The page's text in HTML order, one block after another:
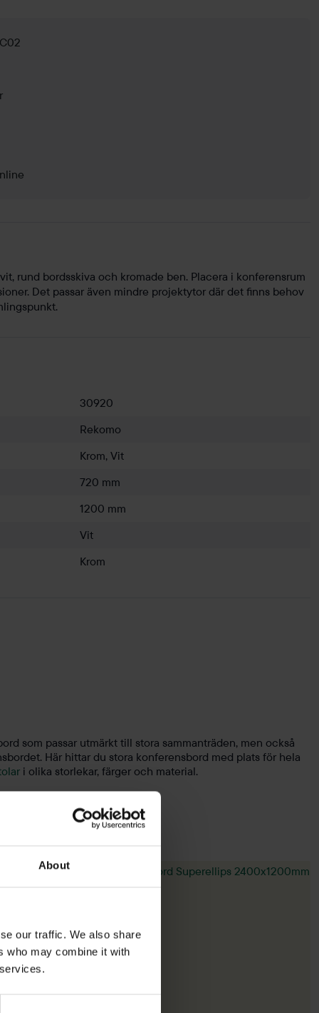
About
our traffic. We also share
who may combine it with
rund bordsskiva och kromade ben. Placera i konferensrum
Det passar även mindre projektytor där det finns behov
30920
Rekomo
Krom, Vit
720 mm
1200 mm
Vit
Krom
som passar utmärkt till stora sammanträden, men också
Här hittar du stora konferensbord med plats för hela
i olika storlekar, färger och material.